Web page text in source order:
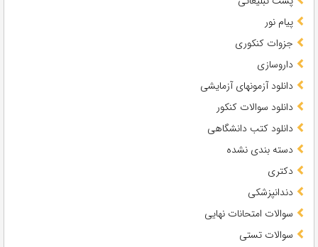
پیام نور
جزوات کنکوری
داروسازی
دانلود آزمونهای آزمایشی
دانلود سوالات کنکور
دانلود کتب دانشگاهی
دسته بندی نشده
دکتری
دندانپزشکی
سوالات امتحانات نهایی
سوالات تستی